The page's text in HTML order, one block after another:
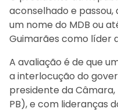
aconselhado e
um nome do MDB ou
Guimarães como líder
A avaliação é de que
a interlocução do
presidente da
PB), e com lideranças